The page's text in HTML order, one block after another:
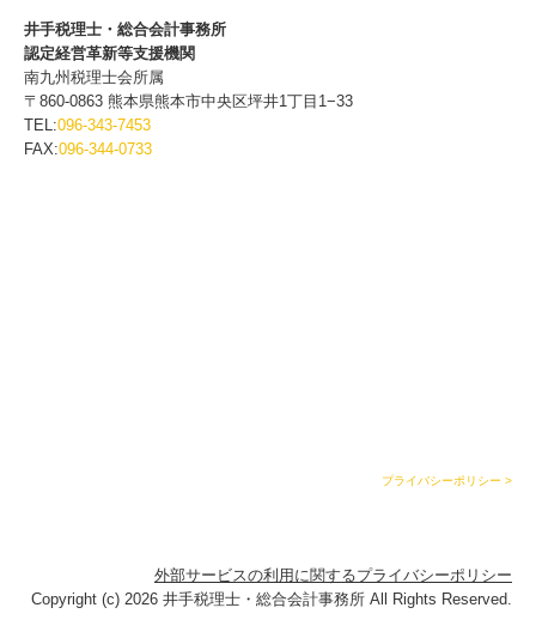
井手税理士・総合会計事務所
認定経営革新等支援機関
南九州税理士会所属
〒860-0863 熊本県熊本市中央区坪井1丁目1−33
TEL:096-343-7453
FAX:096-344-0733
プライバシーポリシー >
外部サービスの利用に関するプライバシーポリシー
Copyright (c) 2026 井手税理士・総合会計事務所 All Rights Reserved.